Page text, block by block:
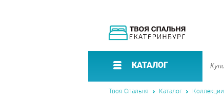
КАТАЛОГ
Твоя Спальня Каталог Коллекции